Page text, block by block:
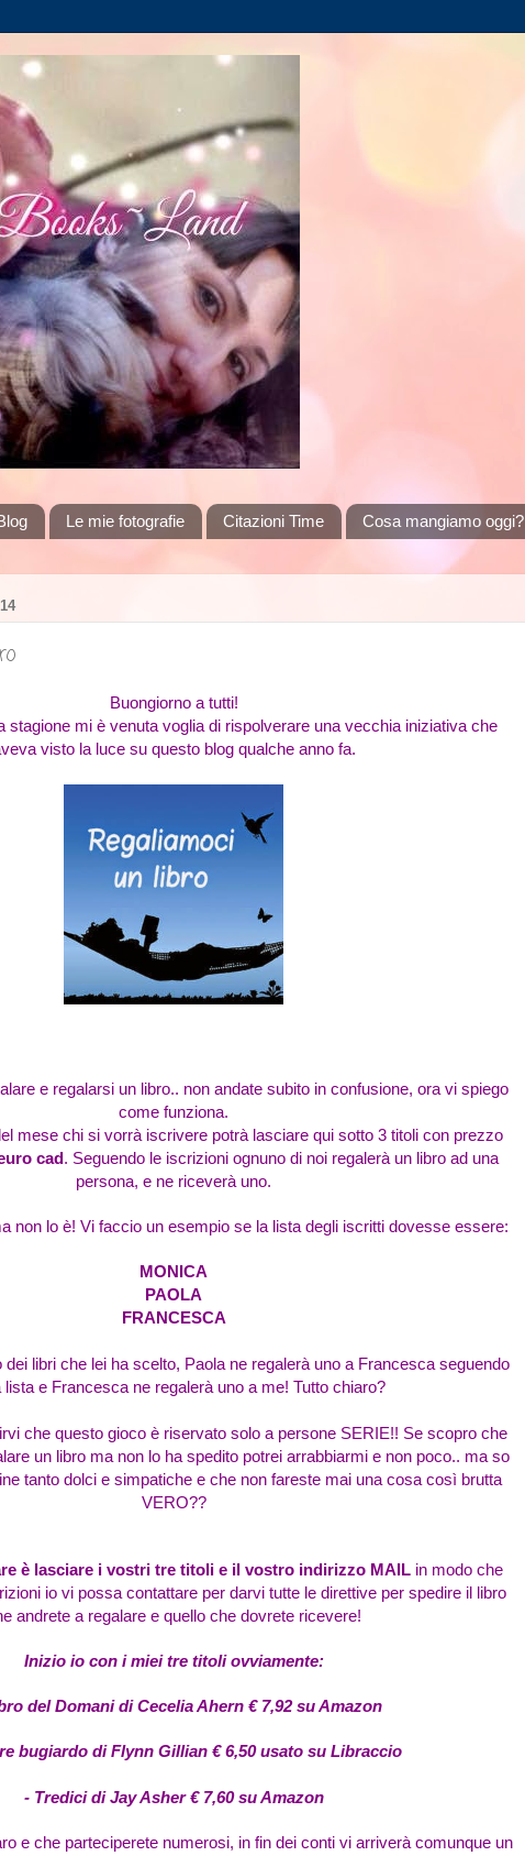
Le mie fotografie Citazioni Time Cosa mangiamo oggi?
Buongiorno a tutti!
stagione mi è venuta voglia di rispolverare una vecchia iniziativa che
visto la luce su questo blog qualche anno fa.
e regalarsi un libro.. non andate subito in confusione, ora vi spiego
come funziona.
mese chi si vorrà iscrivere potrà lasciare qui sotto 3 titoli con prezzo
cad . Seguendo le iscrizioni ognuno di noi regalerà un libro ad una
persona, e ne riceverà uno.
non lo è! Vi faccio un esempio se la lista degli iscritti dovesse essere:
MONICA
PAOLA
FRANCESCA
dei libri che lei ha scelto, Paola ne regalerà uno a Francesca seguendo
lista e Francesca ne regalerà uno a me! Tutto chiaro?
che questo gioco è riservato solo a persone SERIE!! Se scopro che
un libro ma non lo ha spedito potrei arrabbiarmi e non poco.. ma so
tanto dolci e simpatiche e che non fareste mai una cosa così brutta
VERO??
è lasciare i vostri tre titoli e il vostro indirizzo MAIL in modo che
io vi possa contattare per darvi tutte le direttive per spedire il libro
andrete a regalare e quello che dovrete ricevere!
Inizio io con i miei tre titoli ovviamente:
del Domani di Cecelia Ahern € 7,92 su Amazon
bugiardo di Flynn Gillian € 6,50 usato su Libraccio
- Tredici di Jay Asher € 7,60 su Amazon
e che parteciperete numerosi, in fin dei conti vi arriverà comunque un